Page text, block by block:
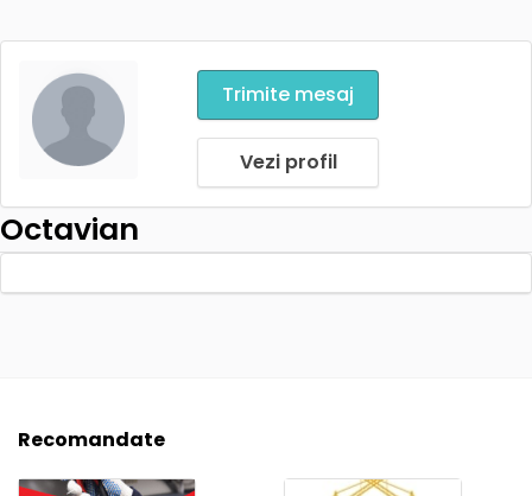
Trimite mesaj
Vezi profil
Octavian
Recomandate